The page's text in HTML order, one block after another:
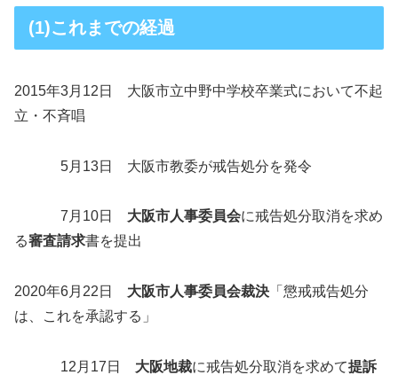
(1)これまでの経過
2015年3月12日 大阪市立中野中学校卒業式において不起
立・不斉唱
5月13日 大阪市教委が戒告処分を発令
7月10日 大阪市人事委員会に戒告処分取消を求め
る審査請求書を提出
2020年6月22日 大阪市人事委員会裁決 「懲戒戒告処分
は、これを承認する」
12月17日 大阪地裁に戒告処分取消を求めて提訴